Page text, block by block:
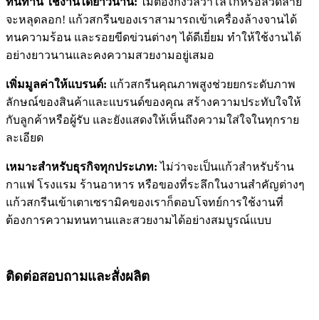
จะหลุดลอก! แก้วสกรีนของเราสามารถเข้าเครื่องล้างจานได้
ทนความร้อน และรอยขีดข่วนต่างๆ ได้ดีเยี่ยม ทำให้ใช้งานได้
อย่างยาวนานและคงความสวยงามอยู่เสมอ
เพิ่มมูลค่าให้แบรนด์: แก้วสกรีนคุณภาพสูงช่วยยกระดับภาพ
ลักษณ์ของสินค้าและแบรนด์ของคุณ สร้างความประทับใจให้
กับลูกค้าหรือผู้รับ และยังแสดงให้เห็นถึงความใส่ใจในทุกราย
ละเอียด
เหมาะสำหรับธุรกิจทุกประเภท: ไม่ว่าจะเป็นแก้วสำหรับร้าน
กาแฟ โรงแรม ร้านอาหาร หรือของที่ระลึกในงานสำคัญต่างๆ
แก้วสกรีนเข้าเตาเซรามิคของเราก็ตอบโจทย์การใช้งานที่
ต้องการความทนทานและสวยงามได้อย่างสมบูรณ์แบบ
ติดต่อสอบถามและสั่งผลิต